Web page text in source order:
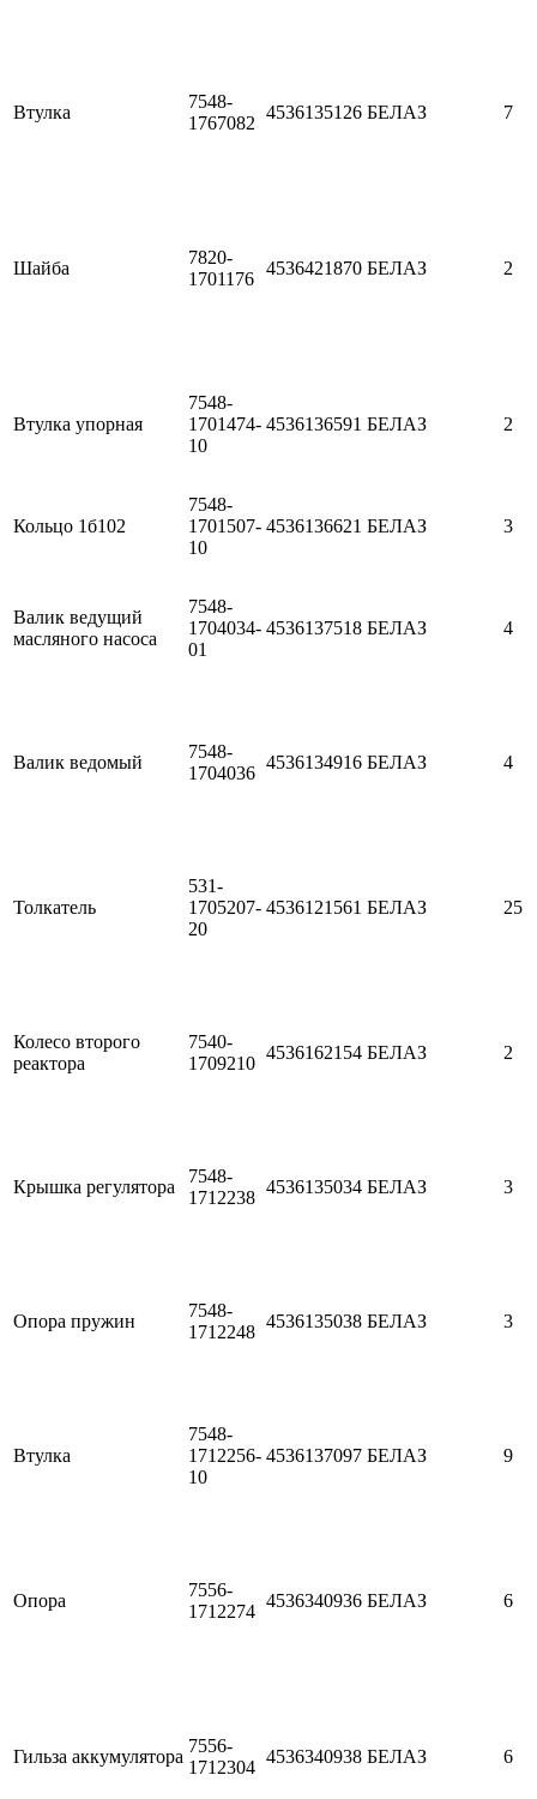
Втулка
7548-
1767082
4536135126 БЕЛАЗ 7
Шайба
7820-
1701176
4536421870 БЕЛАЗ 2
Втулка упорная
7548-
1701474-
10
4536136591 БЕЛАЗ 2
Кольцо 1б102
7548-
1701507-
10
4536136621 БЕЛАЗ 3
Валик ведущий
масляного насоса
7548-
1704034-
01
4536137518 БЕЛАЗ 4
Валик ведомый
7548-
1704036
4536134916 БЕЛАЗ 4
Толкатель
531-
1705207-
20
4536121561 БЕЛАЗ 25
Колесо второго
реактора
7540-
1709210
4536162154 БЕЛАЗ 2
Крышка регулятора
7548-
1712238
4536135034 БЕЛАЗ 3
Опора пружин
7548-
1712248
4536135038 БЕЛАЗ 3
Втулка
7548-
1712256-
10
4536137097 БЕЛАЗ 9
Опора
7556-
1712274
4536340936 БЕЛАЗ 6
Гильза аккумулятора
7556-
1712304
4536340938 БЕЛАЗ 6